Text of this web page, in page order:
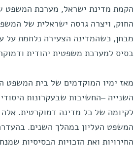
הקמת מדינת ישראל, מערכת המשפט
החוק, ויצרה גרסה ישראלית של
מבחן, כשהמדינה הצעירה נלחמת על
בסיס למערכת משפטית יהודית
מאז ימיו המוקדמים של בית המשפט
השנייה –החשיבות שבעקרונות
לקיומה של כל מדינה דמוקרטית. אלה
המשפט העליון במהלך השנים.
החירויות ואת הזכויות הבסיסיות